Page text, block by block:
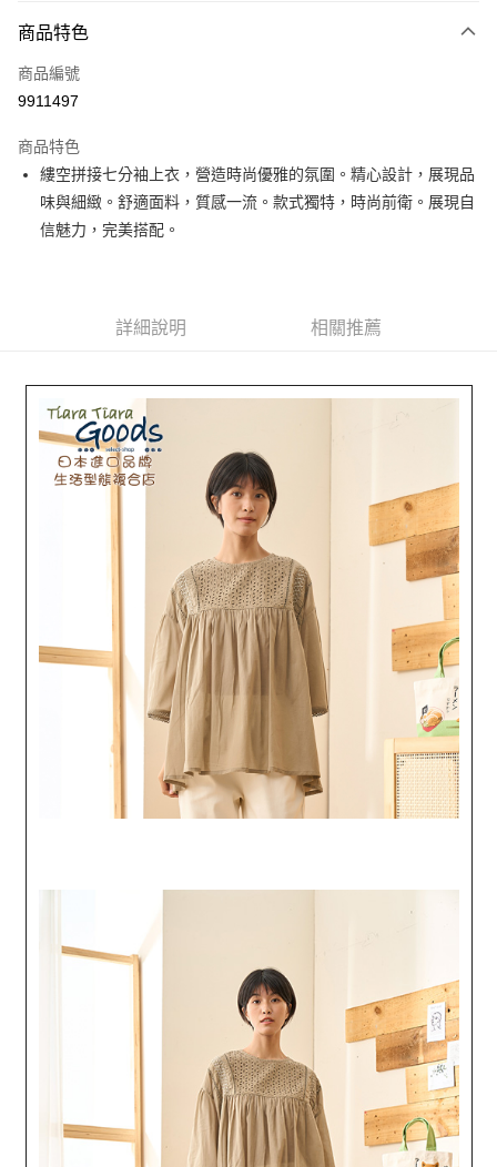
信用卡一次付款
超商取貨付款
Apple Pay
街口支付
相關說明
【關於「AFTEE先享後付」】
AFTEE先享後付是「在收到商品之後才付款」的支付方式。 讓您購物簡單
便利好安心！
１．簡單：不需註冊會員、不需綁卡、不需儲值。
２．便利：只要手機號碼，簡訊認證，即可結帳。
３．安心：先確認商品／服務後，再付款。
【「AFTEE先享後付」結帳流程】
１．於結帳方式選擇「AFTEE先享後付」後，將跳轉至「AFTEE先享後付」
結帳頁面，進行簡訊認證並確認金額後，即可完成結帳。
２．訂單成立數日內，您將收到繳費通知簡訊。
３．收到繳費通知簡訊後14天內，點擊此簡訊中的連結，可透過四大超商／
ATM／網路銀行／等多元方式進行付款，方視為交易完成。
※ 請注意：結帳手續完成當下不需立刻繳費，但若您需要取消訂單，請聯絡
購買商品的店家。未經商家同意取消之訂單仍視為有效，需透過AFTEE先享
後付繳納相關費用。
※ 交易是否成功請以「AFTEE先享後付 」之結帳頁面顯示為準，若有關於
是否繳費成功／繳費後需取消欲退款等相關疑問，請聯繫「AFTEE先享後付
https://netprotections.freshdesk.com/support/home
３．未成年的使用者請事先徵得法定代理人或監護人之同意方可使用
「AFTEE先享後付」，若未經同意申辦者引起之損失，本公司不負相關責
４．使用「AFTEE先享後付」時，將依據個別帳號之用戶狀況，依本公司即
時審查核予不同之上限額度；若仍有額度不足之情形，本公司將視審查結果
請求用戶進行身份認證。
５．嚴禁一人註冊多個帳號或使用他人資訊註冊。若發現惡意使用之情形，
恩沛科技股份有限公司將有權停止該用戶之使用額度並採取法律行動。
ATM付款
每筆NT$60，滿NT$1,800(含以上)免運費
每筆NT$60，滿NT$1,800(含以上)免運費
7-11取貨付款
每筆NT$60，滿NT$2,000(含以上)免運費
付款後7-11取貨
每筆NT$60，滿NT$2,000(含以上)免運費
黑貓宅急便(包裹尺寸60cm以下)
黑貓宅急便(包裹尺寸90cm以下)
商品特色
商品編號
9911497
商品特色
縷空拼接七分袖上衣，營造時尚優雅的氛圍。精心設計，展現品
味與細緻。舒適面料，質感一流。款式獨特，時尚前衛。展現自
信魅力，完美搭配。
詳細說明 相關推薦